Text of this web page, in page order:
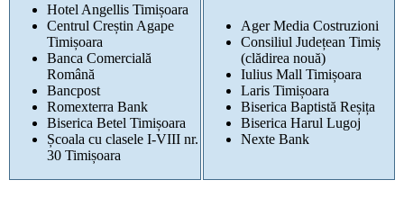
Hotel Angellis Timișoara
Centrul Creștin Agape
Timișoara
Banca Comercială
Română
Bancpost
Romexterra Bank
Biserica Betel Timișoara
Școala cu clasele I-VIII nr.
30 Timișoara
Ager Media Costruzioni
Consiliul Județean Timiș
(clădirea nouă)
Iulius Mall Timișoara
Laris Timișoara
Biserica Baptistă Reșița
Biserica Harul Lugoj
Nexte Bank